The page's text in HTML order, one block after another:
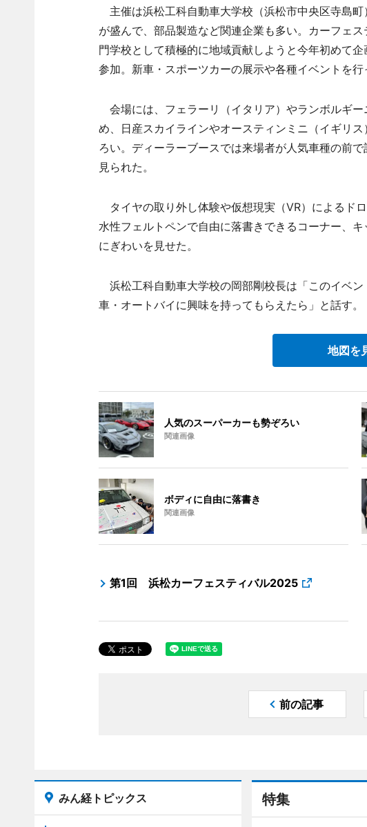
主催は浜松工科自動車大学校（浜松市中央区寺島
が盛んで、部品製造など関連企業も多い。カーフェ
門学校として積極的に地域貢献しようと今年初めて
参加。新車・スポーツカーの展示や各種イベントを行
会場には、フェラーリ（イタリア）やランボルギ
め、日産スカイラインやオースティンミニ（イギリ
ろい。ディーラーブースでは来場者が人気車種の前
見られた。
タイヤの取り外し体験や仮想現実（VR）によるド
水性フェルトペンで自由に落書きできるコーナー、
にぎわいを見せた。
浜松工科自動車大学校の岡部剛校長は「このイベ
車・オートバイに興味を持ってもらえたら」と話す。
地図を
人気のスーパーカーも勢ぞろい
関連画像
ボディに自由に落書き
関連画像
第1回 浜松カーフェスティバル2025
前の記事
特集
みん経トピックス